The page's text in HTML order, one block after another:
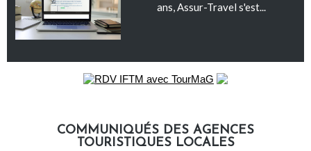
ans, Assur-Travel s'est...
COMMUNIQUÉS DES AGENCES
TOURISTIQUES LOCALES